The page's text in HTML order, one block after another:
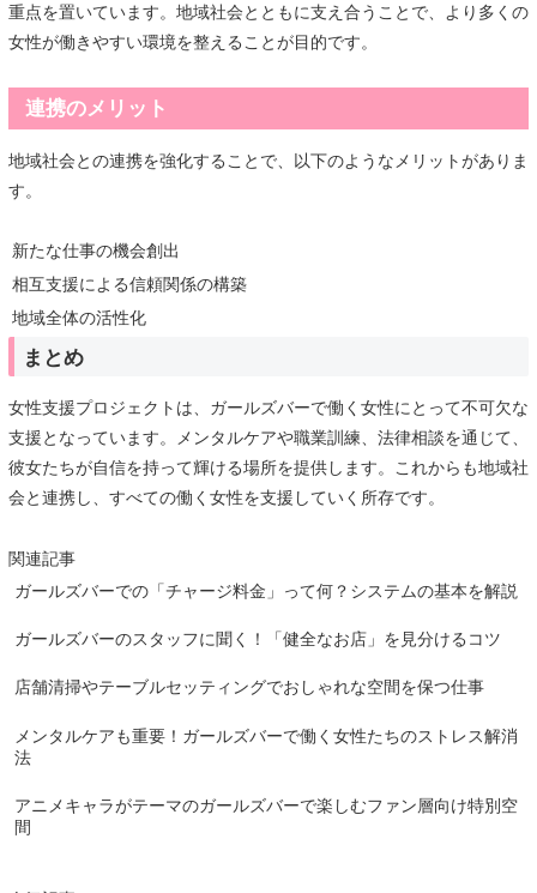
重点を置いています。地域社会とともに支え合うことで、より多くの
女性が働きやすい環境を整えることが目的です。
連携のメリット
地域社会との連携を強化することで、以下のようなメリットがありま
す。
新たな仕事の機会創出
相互支援による信頼関係の構築
地域全体の活性化
まとめ
女性支援プロジェクトは、ガールズバーで働く女性にとって不可欠な
支援となっています。メンタルケアや職業訓練、法律相談を通じて、
彼女たちが自信を持って輝ける場所を提供します。これからも地域社
会と連携し、すべての働く女性を支援していく所存です。
関連記事
ガールズバーでの「チャージ料金」って何？システムの基本を解説
ガールズバーのスタッフに聞く！「健全なお店」を見分けるコツ
店舗清掃やテーブルセッティングでおしゃれな空間を保つ仕事
メンタルケアも重要！ガールズバーで働く女性たちのストレス解消
法
アニメキャラがテーマのガールズバーで楽しむファン層向け特別空
間